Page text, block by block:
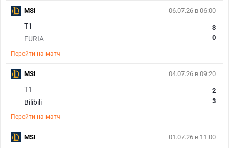
06.07.26 в 06:00
T1
FURIA
3
0
Перейти на матч
MSI
04.07.26 в 09:20
T1
Bilibili
2
3
Перейти на матч
MSI
01.07.26 в 11:00
MSI